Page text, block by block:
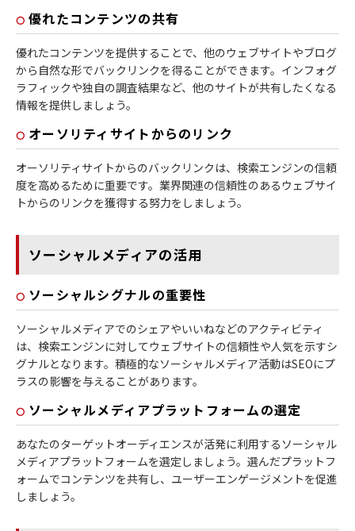
優れたコンテンツの共有
優れたコンテンツを提供することで、他のウェブサイトやブログ
から自然な形でバックリンクを得ることができます。インフォグ
ラフィックや独自の調査結果など、他のサイトが共有したくなる
情報を提供しましょう。
オーソリティサイトからのリンク
オーソリティサイトからのバックリンクは、検索エンジンの信頼
度を高めるために重要です。業界関連の信頼性のあるウェブサイ
トからのリンクを獲得する努力をしましょう。
ソーシャルメディアの活用
ソーシャルシグナルの重要性
ソーシャルメディアでのシェアやいいねなどのアクティビティ
は、検索エンジンに対してウェブサイトの信頼性や人気を示すシ
グナルとなります。積極的なソーシャルメディア活動はSEOにプ
ラスの影響を与えることがあります。
ソーシャルメディアプラットフォームの選定
あなたのターゲットオーディエンスが活発に利用するソーシャル
メディアプラットフォームを選定しましょう。選んだプラットフ
ォームでコンテンツを共有し、ユーザーエンゲージメントを促進
しましょう。